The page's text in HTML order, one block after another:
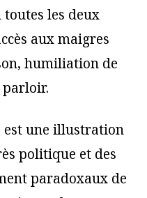
les deux
aux maigres
humiliation de
est une illustration
politique et des
paradoxaux de